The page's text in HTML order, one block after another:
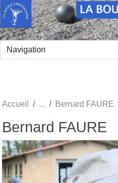
Accueil Bernard FAURE
Bernard FAURE
Panneau de gestion des cookies